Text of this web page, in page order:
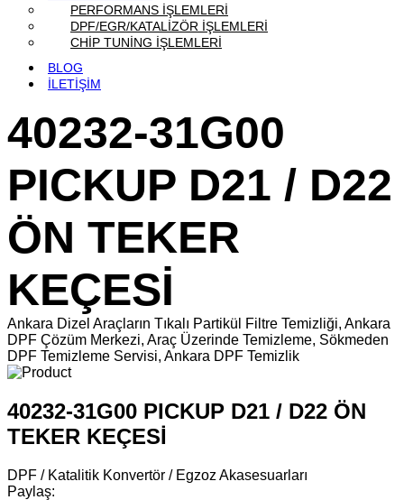
PERFORMANS İŞLEMLERİ
DPF/EGR/KATALİZÖR İŞLEMLERİ
CHİP TUNİNG İŞLEMLERİ
BLOG
İLETİŞİM
40232-31G00
PICKUP D21 / D22
ÖN TEKER
KEÇESİ
Ankara Dizel Araçların Tıkalı Partikül Filtre Temizliği, Ankara
DPF Çözüm Merkezi, Araç Üzerinde Temizleme, Sökmeden
DPF Temizleme Servisi, Ankara DPF Temizlik
40232-31G00 PICKUP D21 / D22 ÖN
TEKER KEÇESİ
DPF / Katalitik Konvertör / Egzoz Akasesuarları
Paylaş: